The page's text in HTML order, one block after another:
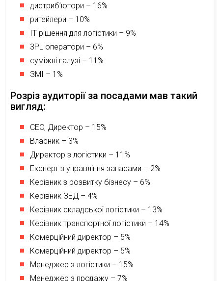
дистриб’ютори – 16%
ритейлери – 10%
ІТ рішення для логістики – 9%
3PL оператори – 6%
суміжні галузі – 11%
ЗМІ – 1%
Розріз аудиторії за посадами мав такий
вигляд:
CEO, Директор – 15%
Власник – 3%
Директор з логістики – 11%
Експерт з управління запасами – 2%
Керівник з розвитку бізнесу – 6%
Керівник ЗЕД – 4%
Керівник складської логістики – 13%
Керівник транспортної логістики – 14%
Комерційний директор – 5%
Комерційний директор – 5%
Менеджер з логістики – 15%
Менеджер з продажу – 7%